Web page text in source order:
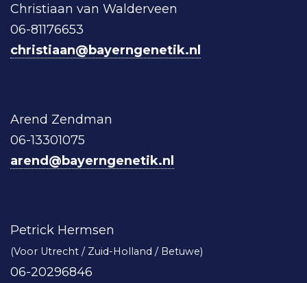
Christiaan van Walderveen
06-81176653
christiaan@bayerngenetik.nl
Arend Zendman
06-13301075
arend@bayerngenetik.nl
Petrick Hermsen
(Voor Utrecht / Zuid-Holland / Betuwe)
06-20296846